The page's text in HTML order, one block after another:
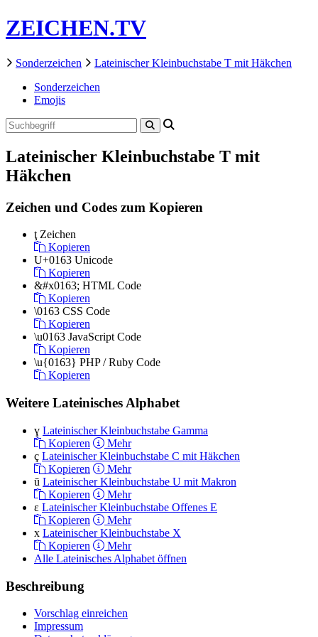
ZEICHEN.TV
Sonderzeichen
Lateinischer Kleinbuchstabe T mit Häkchen
Sonderzeichen
Emojis
Lateinischer Kleinbuchstabe T mit
Häkchen
Zeichen und Codes zum Kopieren
ţ Zeichen
Kopieren
U+0163 Unicode
Kopieren
&#x0163; HTML Code
Kopieren
\0163 CSS Code
Kopieren
\u0163 JavaScript Code
Kopieren
\u{0163} PHP / Ruby Code
Kopieren
Weitere Lateinisches Alphabet
ɣ Lateinischer Kleinbuchstabe Gamma
Kopieren
Mehr
ç Lateinischer Kleinbuchstabe C mit Häkchen
Kopieren
Mehr
ū Lateinischer Kleinbuchstabe U mit Makron
Kopieren
Mehr
ɛ Lateinischer Kleinbuchstabe Offenes E
Kopieren
Mehr
x Lateinischer Kleinbuchstabe X
Kopieren
Mehr
Alle Lateinisches Alphabet öffnen
Beschreibung
Vorschlag einreichen
Impressum